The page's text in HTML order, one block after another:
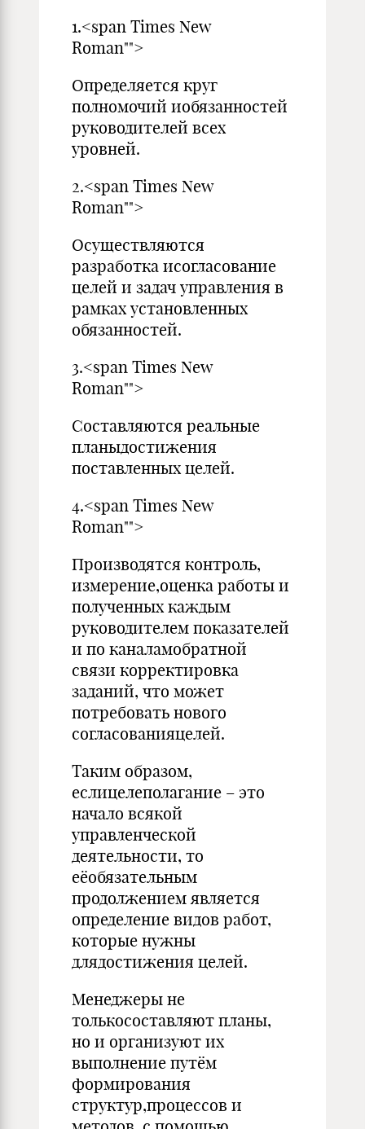
1.<span Times New
Roman"">
Определяется круг
полномочий иобязанностей
руководителей всех
уровней.
2.<span Times New
Roman"">
Осуществляются
разработка исогласование
целей и задач управления в
рамках установленных
обязанностей.
3.<span Times New
Roman"">
Составляются реальные
планыдостижения
поставленных целей.
4.<span Times New
Roman"">
Производятся контроль,
измерение,оценка работы и
полученных каждым
руководителем показателей
и по каналамобратной
связи корректировка
заданий, что может
потребовать нового
согласованияцелей.
Таким образом,
еслицелеполагание – это
начало всякой
управленческой
деятельности, то
еёобязательным
продолжением является
определение видов работ,
которые нужны
длядостижения целей.
Менеджеры не
толькосоставляют планы,
но и организуют их
выполнение путём
формирования
структур,процессов и